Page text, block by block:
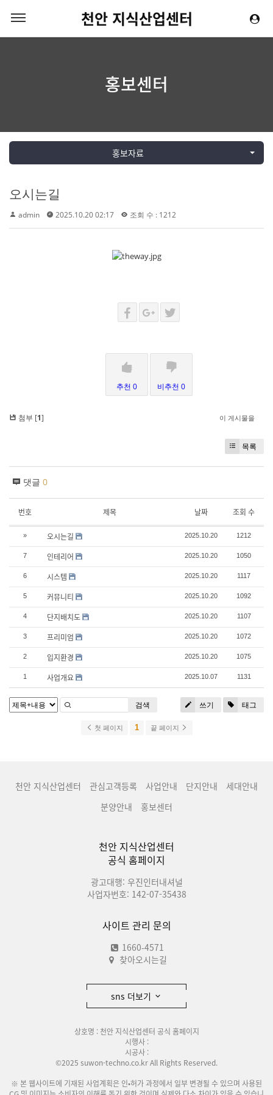
천안 지식산업센터
홍보센터
홍보자료
오시는길
admin 2025.10.20 02:17 조회 수 : 1212
추천 0 비추천 0
첨부 [1] 이 게시물을
목록
댓글 0
번호 제목 날짜 조회 수
» 오시는길 2025.10.20 1212
7 인테리어 2025.10.20 1050
6 시스템 2025.10.20 1117
5 커뮤니티 2025.10.20 1092
4 단지배치도 2025.10.20 1107
3 프리미엄 2025.10.20 1072
2 입지환경 2025.10.20 1075
1 사업개요 2025.10.07 1131
쓰기 태그
검색
첫 페이지 1 끝 페이지
천안 지식산업센터 관심고객등록 사업안내 단지안내
세대안내
분양안내
홍보센터
천안 지식산업센터
공식 홈페이지
광고대행: 우진인터내셔널
사업자번호: 142-07-35438
사이트 관리 문의
1660-4571
찾아오시는길
sns 더보기
상호명 : 천안 지식산업센터 공식 홈페이지
시행사 :
시공사 :
©2025 suwon-techno.co.kr All Rights Reserved.
※ 본 웹사이트에 기재된 사업계획은 인•허가 과정에서 일부 변경될 수 있으며 사용된